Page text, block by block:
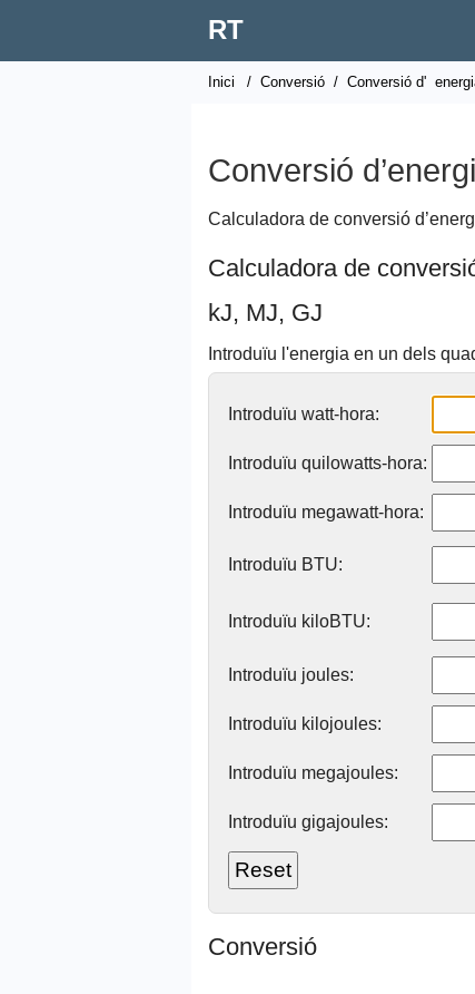
RT
Inici / Conversió / Conversió d'
Conversió
Calculadora de conversió
Calculadora de
kJ, MJ, GJ
Introduïu l'energia en un dels
Introduïu watt-hora:
Introduïu quilowatts-hora:
Introduïu megawatt-hora:
Introduïu BTU:
Introduïu kiloBTU:
Introduïu joules:
Introduïu kilojoules:
Introduïu megajoules:
Introduïu gigajoules:
Conversió